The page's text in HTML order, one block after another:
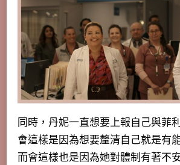
同時，丹妮一直想要上報自己與菲
會這樣是因為想要釐清自己就是有
而會這樣也是因為她對體制有著不